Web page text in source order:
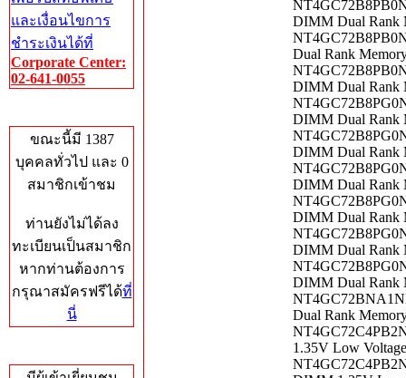
และเงื่อนไขการ
ชำระเงินได้ที่
Corporate Center:
02-641-0055
ขณะนี้มี 1387
บุคคลทั่วไป และ 0
สมาชิกเข้าชม
ท่านยังไม่ได้ลง
ทะเบียนเป็นสมาชิก
หากท่านต้องการ
กรุณาสมัครฟรีได้ที่
นี่
DIMM Dual Rank
Dual Rank
DIMM Dual Rank
DIMM Dual Rank
DIMM Dual Rank
DIMM Dual Rank
DIMM Dual Rank
DIMM Dual Rank
DIMM Dual Rank
Dual Rank
1.35V Low